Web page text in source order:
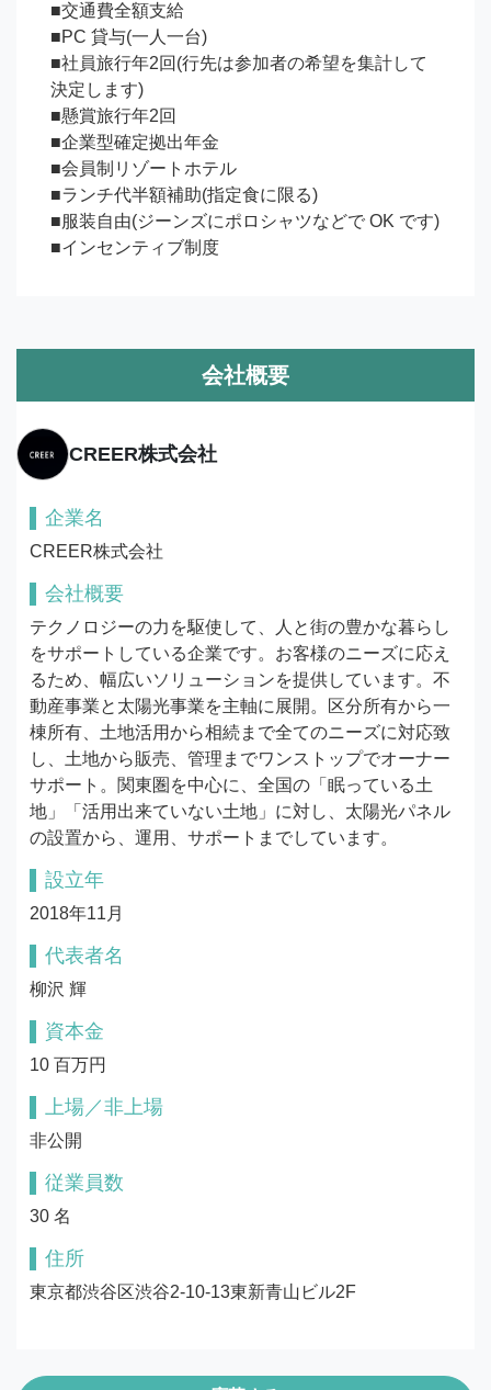
■交通費全額支給
■PC 貸与(一人一台)
■社員旅行年2回(行先は参加者の希望を集計して
決定します)
■懸賞旅行年2回
■企業型確定拠出年金
■会員制リゾートホテル
■ランチ代半額補助(指定食に限る)
■服装自由(ジーンズにポロシャツなどで OK です)
■インセンティブ制度
会社概要
CREER株式会社
企業名
CREER株式会社
会社概要
テクノロジーの力を駆使して、人と街の豊かな暮らし
をサポートしている企業です。お客様のニーズに応え
るため、幅広いソリューションを提供しています。不
動産事業と太陽光事業を主軸に展開。区分所有から一
棟所有、土地活用から相続まで全てのニーズに対応致
し、土地から販売、管理までワンストップでオーナー
サポート。関東圏を中心に、全国の「眠っている土
地」「活用出来ていない土地」に対し、太陽光パネル
の設置から、運用、サポートまでしています。
設立年
2018年11月
代表者名
柳沢 輝
資本金
10 百万円
上場／非上場
非公開
従業員数
30 名
住所
東京都渋谷区渋谷2-10-13東新青山ビル2F